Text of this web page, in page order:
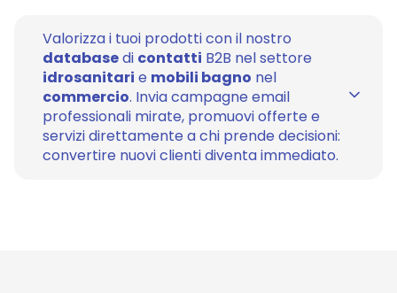
Valorizza i tuoi prodotti con il nostro
databasedi contatti B2B nel settore
idrosanitari e mobili bagno nel
commercio. Invia campagne email
professionali mirate, promuovi offerte e
servizi direttamente a chi prende decisioni:
convertire nuovi clienti diventa immediato.